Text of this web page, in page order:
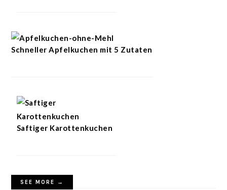
Schneller Apfelkuchen mit 5 Zutaten
Saftiger Karottenkuchen
SEE MORE →